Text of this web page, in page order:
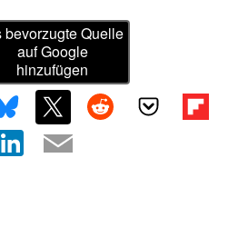
bevorzugte Quelle
auf Google
hinzufügen